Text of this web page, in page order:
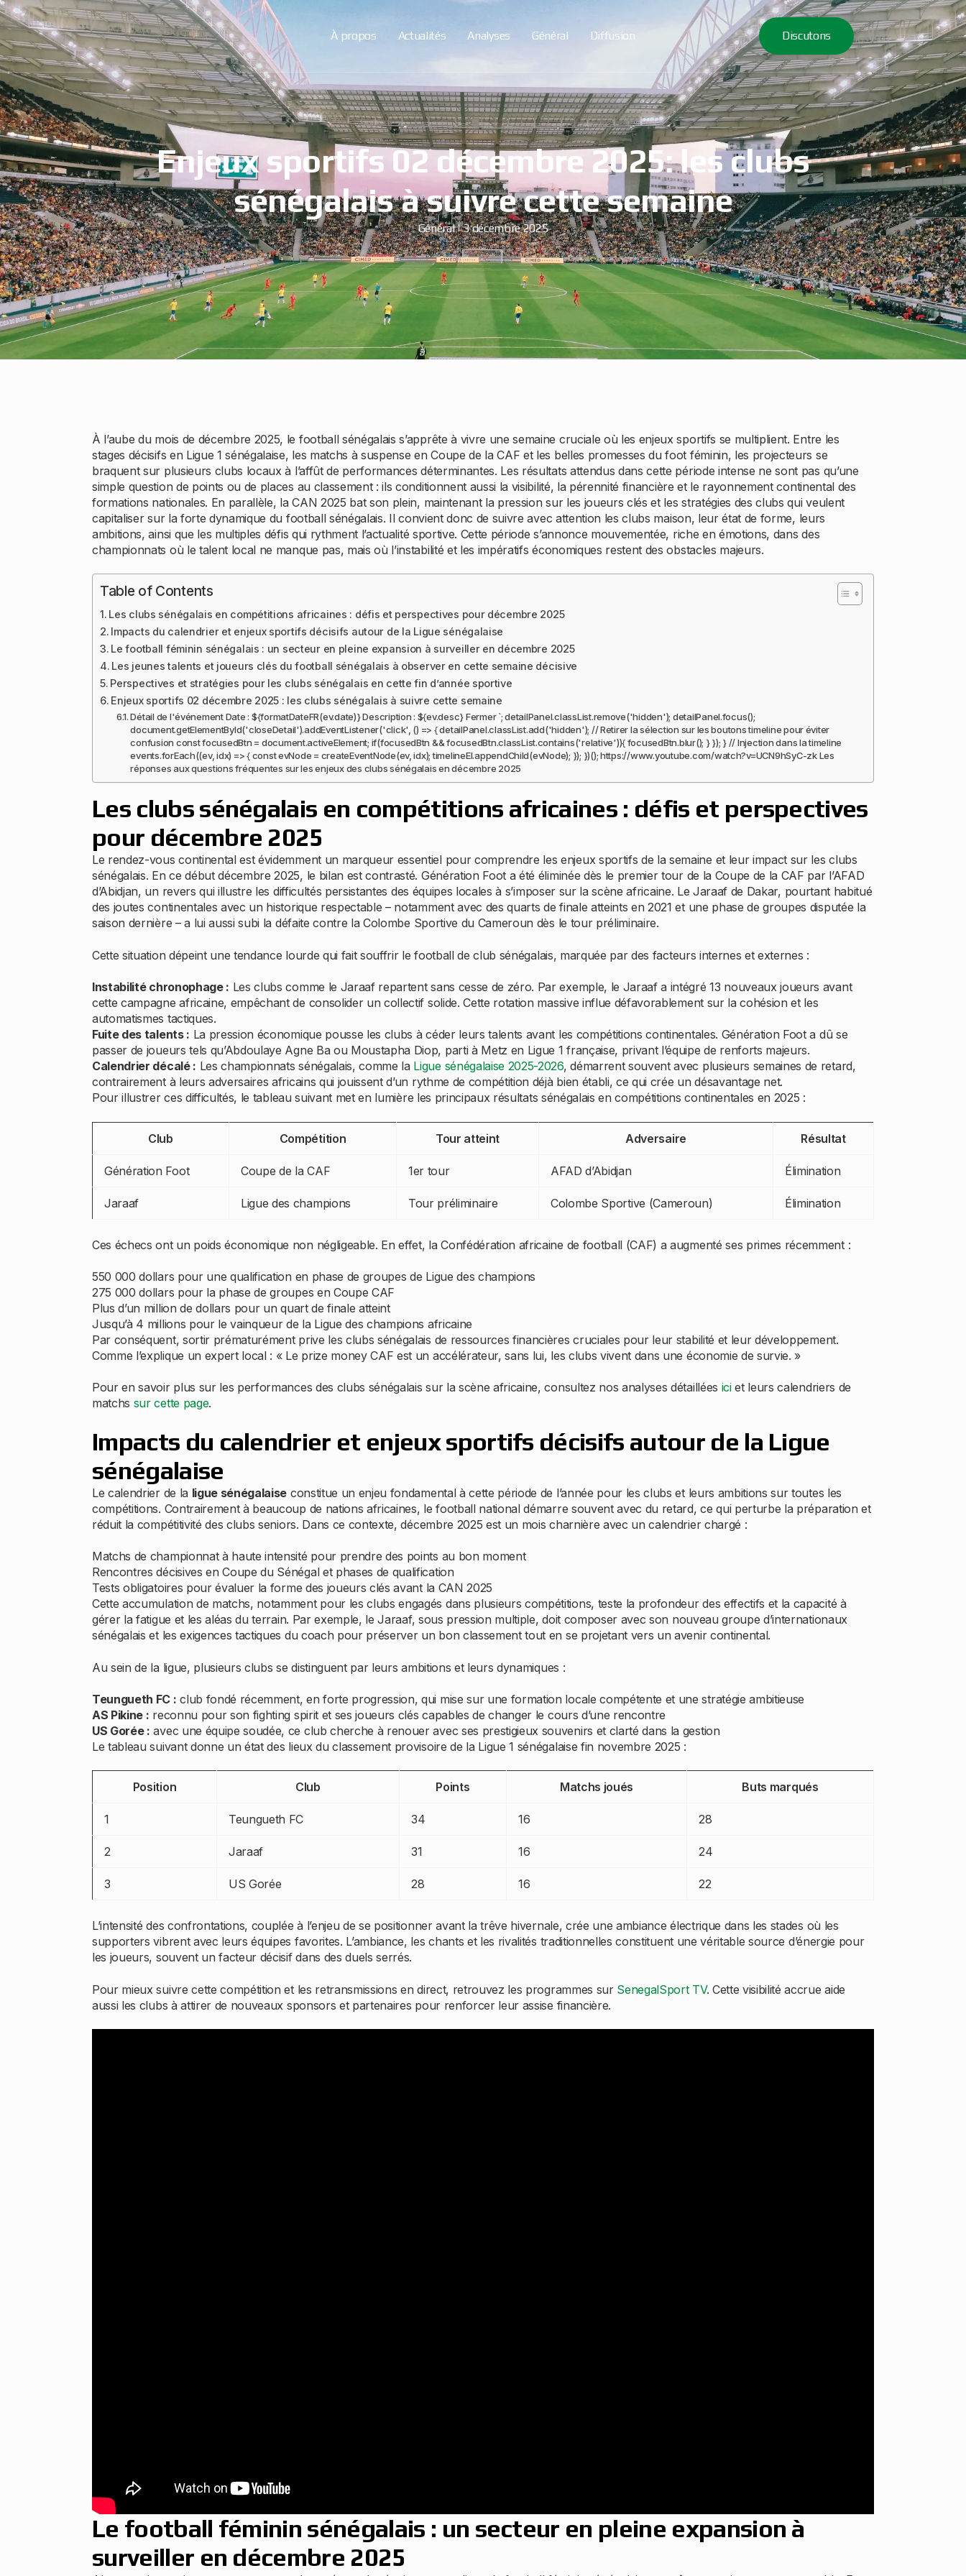
À propos Actualités Analyses Général Diffusion Discutons
Enjeux sportifs 02 décembre 2025: les clubs
sénégalais à suivre cette semaine
Général 3 décembre 2025
À l’aube du mois de décembre 2025, le football sénégalais s’apprête à vivre une semaine cruciale où les enjeux sportifs se multiplient. Entre les
stages décisifs en Ligue 1 sénégalaise, les matchs à suspense en Coupe de la CAF et les belles promesses du foot féminin, les projecteurs se
braquent sur plusieurs clubs locaux à l’affût de performances déterminantes. Les résultats attendus dans cette période intense ne sont pas qu’une
simple question de points ou de places au classement : ils conditionnent aussi la visibilité, la pérennité financière et le rayonnement continental des
formations nationales. En parallèle, la CAN 2025 bat son plein, maintenant la pression sur les joueurs clés et les stratégies des clubs qui veulent
capitaliser sur la forte dynamique du football sénégalais. Il convient donc de suivre avec attention les clubs maison, leur état de forme, leurs
ambitions, ainsi que les multiples défis qui rythment l’actualité sportive. Cette période s’annonce mouvementée, riche en émotions, dans des
championnats où le talent local ne manque pas, mais où l’instabilité et les impératifs économiques restent des obstacles majeurs.
Table of Contents
Les clubs sénégalais en compétitions africaines : défis et perspectives pour décembre 2025
Impacts du calendrier et enjeux sportifs décisifs autour de la Ligue sénégalaise
Le football féminin sénégalais : un secteur en pleine expansion à surveiller en décembre 2025
Les jeunes talents et joueurs clés du football sénégalais à observer en cette semaine décisive
Perspectives et stratégies pour les clubs sénégalais en cette fin d’année sportive
Enjeux sportifs 02 décembre 2025 : les clubs sénégalais à suivre cette semaine
Détail de l'événement Date : ${formatDateFR(ev.date)} Description : ${ev.desc} Fermer `; detailPanel.classList.remove('hidden'); detailPanel.focus();
document.getElementById('closeDetail').addEventListener('click', () => { detailPanel.classList.add('hidden'); // Retirer la sélection sur les boutons timeline pour éviter
confusion const focusedBtn = document.activeElement; if(focusedBtn && focusedBtn.classList.contains('relative')){ focusedBtn.blur(); } }); } // Injection dans la timeline
events.forEach((ev, idx) => { const evNode = createEventNode(ev, idx); timelineEl.appendChild(evNode); }); })(); https://www.youtube.com/watch?v=UCN9hSyC-zk Les
réponses aux questions fréquentes sur les enjeux des clubs sénégalais en décembre 2025
Les clubs sénégalais en compétitions africaines : défis et perspectives
pour décembre 2025
Le rendez-vous continental est évidemment un marqueur essentiel pour comprendre les enjeux sportifs de la semaine et leur impact sur les clubs
sénégalais. En ce début décembre 2025, le bilan est contrasté. Génération Foot a été éliminée dès le premier tour de la Coupe de la CAF par l’AFAD
d’Abidjan, un revers qui illustre les difficultés persistantes des équipes locales à s’imposer sur la scène africaine. Le Jaraaf de Dakar, pourtant habitué
des joutes continentales avec un historique respectable – notamment avec des quarts de finale atteints en 2021 et une phase de groupes disputée la
saison dernière – a lui aussi subi la défaite contre la Colombe Sportive du Cameroun dès le tour préliminaire.
Cette situation dépeint une tendance lourde qui fait souffrir le football de club sénégalais, marquée par des facteurs internes et externes :
Instabilité chronophage : Les clubs comme le Jaraaf repartent sans cesse de zéro. Par exemple, le Jaraaf a intégré 13 nouveaux joueurs avant
cette campagne africaine, empêchant de consolider un collectif solide. Cette rotation massive influe défavorablement sur la cohésion et les
automatismes tactiques.
Fuite des talents : La pression économique pousse les clubs à céder leurs talents avant les compétitions continentales. Génération Foot a dû se
passer de joueurs tels qu’Abdoulaye Agne Ba ou Moustapha Diop, parti à Metz en Ligue 1 française, privant l’équipe de renforts majeurs.
Calendrier décalé : Les championnats sénégalais, comme la Ligue sénégalaise 2025-2026, démarrent souvent avec plusieurs semaines de retard,
contrairement à leurs adversaires africains qui jouissent d’un rythme de compétition déjà bien établi, ce qui crée un désavantage net.
Pour illustrer ces difficultés, le tableau suivant met en lumière les principaux résultats sénégalais en compétitions continentales en 2025 :
Club Compétition Tour atteint Adversaire Résultat
Génération Foot Coupe de la CAF 1er tour AFAD d’Abidjan Élimination
Jaraaf Ligue des champions Tour préliminaire Colombe Sportive (Cameroun) Élimination
Ces échecs ont un poids économique non négligeable. En effet, la Confédération africaine de football (CAF) a augmenté ses primes récemment :
550 000 dollars pour une qualification en phase de groupes de Ligue des champions
275 000 dollars pour la phase de groupes en Coupe CAF
Plus d’un million de dollars pour un quart de finale atteint
Jusqu’à 4 millions pour le vainqueur de la Ligue des champions africaine
Par conséquent, sortir prématurément prive les clubs sénégalais de ressources financières cruciales pour leur stabilité et leur développement.
Comme l’explique un expert local : « Le prize money CAF est un accélérateur, sans lui, les clubs vivent dans une économie de survie. »
Pour en savoir plus sur les performances des clubs sénégalais sur la scène africaine, consultez nos analyses détaillées iciet leurs calendriers de
matchs sur cette page.
Impacts du calendrier et enjeux sportifs décisifs autour de la Ligue
sénégalaise
Le calendrier de la ligue sénégalaise constitue un enjeu fondamental à cette période de l’année pour les clubs et leurs ambitions sur toutes les
compétitions. Contrairement à beaucoup de nations africaines, le football national démarre souvent avec du retard, ce qui perturbe la préparation et
réduit la compétitivité des clubs seniors. Dans ce contexte, décembre 2025 est un mois charnière avec un calendrier chargé :
Matchs de championnat à haute intensité pour prendre des points au bon moment
Rencontres décisives en Coupe du Sénégal et phases de qualification
Tests obligatoires pour évaluer la forme des joueurs clés avant la CAN 2025
Cette accumulation de matchs, notamment pour les clubs engagés dans plusieurs compétitions, teste la profondeur des effectifs et la capacité à
gérer la fatigue et les aléas du terrain. Par exemple, le Jaraaf, sous pression multiple, doit composer avec son nouveau groupe d’internationaux
sénégalais et les exigences tactiques du coach pour préserver un bon classement tout en se projetant vers un avenir continental.
Au sein de la ligue, plusieurs clubs se distinguent par leurs ambitions et leurs dynamiques :
Teungueth FC : club fondé récemment, en forte progression, qui mise sur une formation locale compétente et une stratégie ambitieuse
AS Pikine : reconnu pour son fighting spirit et ses joueurs clés capables de changer le cours d’une rencontre
US Gorée : avec une équipe soudée, ce club cherche à renouer avec ses prestigieux souvenirs et clarté dans la gestion
Le tableau suivant donne un état des lieux du classement provisoire de la Ligue 1 sénégalaise fin novembre 2025 :
Position Club Points Matchs joués Buts marqués
1 Teungueth FC 34 16 28
2 Jaraaf 31 16 24
3 US Gorée 28 16 22
L’intensité des confrontations, couplée à l’enjeu de se positionner avant la trêve hivernale, crée une ambiance électrique dans les stades où les
supporters vibrent avec leurs équipes favorites. L’ambiance, les chants et les rivalités traditionnelles constituent une véritable source d’énergie pour
les joueurs, souvent un facteur décisif dans des duels serrés.
Pour mieux suivre cette compétition et les retransmissions en direct, retrouvez les programmes sur SenegalSport TV. Cette visibilité accrue aide
aussi les clubs à attirer de nouveaux sponsors et partenaires pour renforcer leur assise financière.
Le football féminin sénégalais : un secteur en pleine expansion à
surveiller en décembre 2025